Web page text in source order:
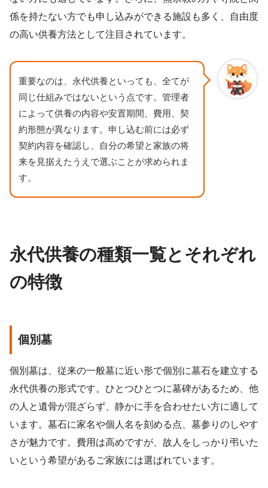
係を持たない方でも申し込みができる施設も多く、自由度
の高い供養方法として注目されています。
重要なのは、永代供養といっても、全てが
同じ仕組みではないという点です。管理者
によって供養の内容や安置期間、費用、契
約形態が異なります。申し込む前には必ず
契約内容を確認し、自分の希望と家族の将
来を見据えたうえで選ぶことが求められま
す。
永代供養の種類一覧とそれぞれ
の特徴
個別墓
個別墓は、従来の一般墓に近い形で個別に墓石を建立する
永代供養の形式です。ひとつひとつに墓碑があるため、他
の人と遺骨が混ざらず、静かに手を合わせたい方に適して
います。墓石に家名や個人名を刻める点、墓参りのしやす
さが魅力です。費用は高めですが、故人をしっかり弔いた
いという希望があるご家族には選ばれています。